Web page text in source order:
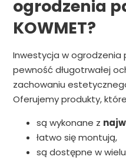
ogrodzenia
KOWMET?
Inwestycja w ogrodzenia
pewność długotrwałej
zachowaniu
Oferujemy produkty,
są wykonane z
łatwo się montują,
są dostępne w